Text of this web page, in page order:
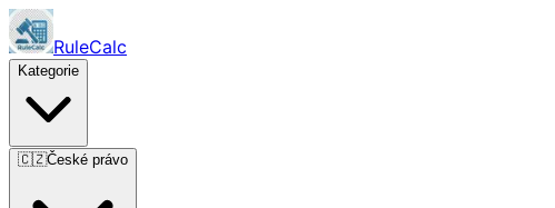
RuleCalc
Kategorie
🇨🇿České právo